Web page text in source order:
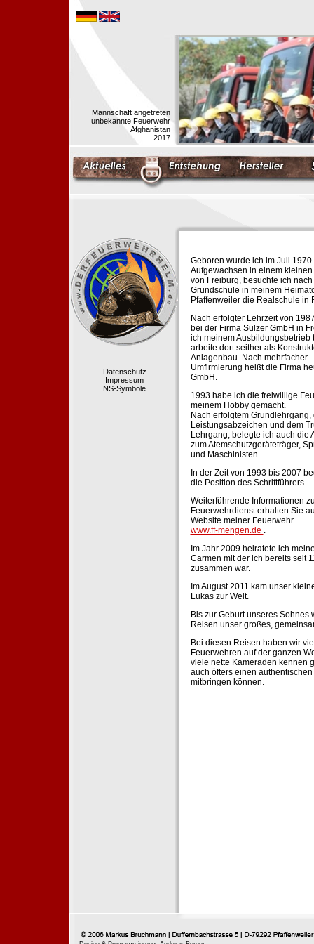
Mannschaft angetreten
unbekannte Feuerwehr
Afghanistan
2017
Datenschutz
Impressum
NS-Symbole
Geboren wurde ich im Juli 1970.
Aufgewachsen in einem kleinen
von Freiburg, besuchte ich nach
Grundschule in meinem
Pfaffenweiler die Realschule in
Nach erfolgter Lehrzeit von
bei der Firma Sulzer GmbH in
ich meinem Ausbildungsbetrieb
arbeite dort seither als
Anlagenbau. Nach mehrfacher
Umfirmierung heißt die Firma
GmbH.
1993 habe ich die freiwillige
meinem Hobby gemacht.
Nach erfolgtem Grundlehrgang,
Leistungsabzeichen und dem
Lehrgang, belegte ich auch die
zum Atemschutzgeräteträger,
und Maschinisten.
In der Zeit von 1993 bis 2007
die Position des Schriftführers.
Weiterführende Informationen
Feuerwehrdienst erhalten Sie
Website meiner Feuerwehr
www.ff-mengen.de .
Im Jahr 2009 heiratete ich
Carmen mit der ich bereits seit
zusammen war.
Im August 2011 kam unser
Lukas zur Welt.
Bis zur Geburt unseres Sohnes
Reisen unser großes,
Bei diesen Reisen haben wir
Feuerwehren auf der ganzen
viele nette Kameraden kennen
auch öfters einen
mitbringen können.